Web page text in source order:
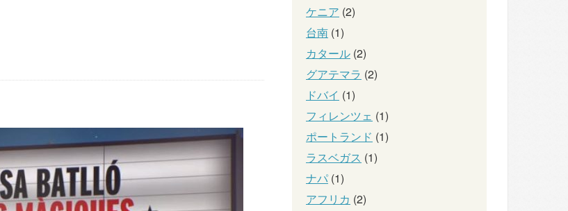
ケニア (2)
台南 (1)
カタール (2)
グアテマラ (2)
ドバイ (1)
フィレンツェ (1)
ポートランド (1)
ラスベガス (1)
ナパ (1)
アフリカ (2)